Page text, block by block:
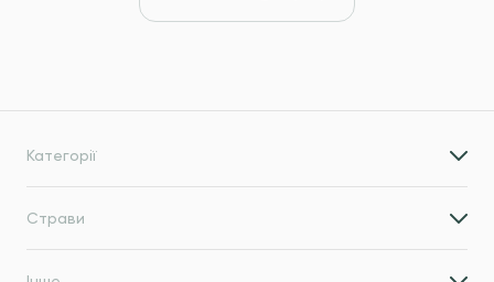
Категорії
Страви